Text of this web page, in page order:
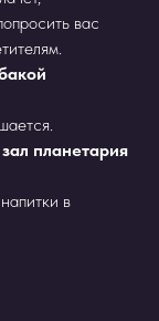
вас
планетария
в